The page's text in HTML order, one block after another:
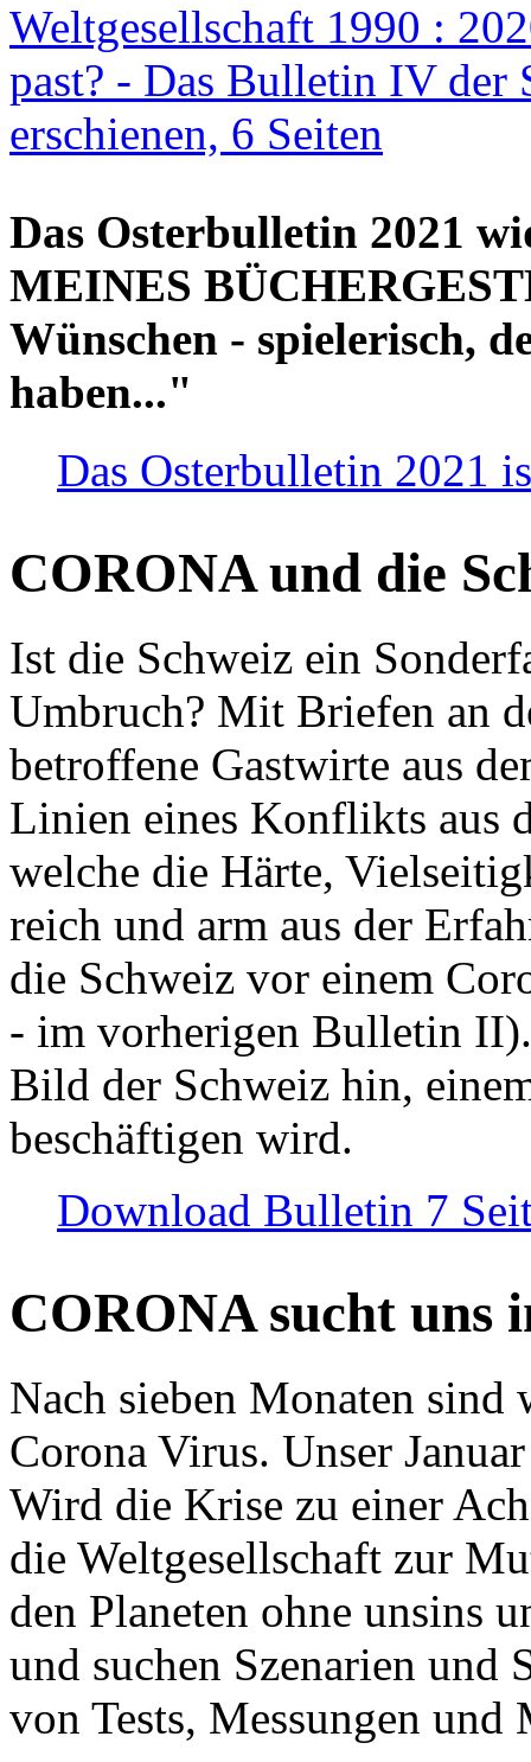
Weltgesellschaft 1990 :
past? - Das Bulletin IV der
erschienen, 6 Seiten
Das Osterbulletin 2021
MEINES
Wünschen - spielerisch,
haben..."
Das Osterbulletin 2021
CORONA und die
Ist die Schweiz ein
Umbruch? Mit Briefen an
betroffene Gastwirte aus
Linien eines Konflikts aus
welche die Härte,
reich und arm aus der
die Schweiz vor einem
- im vorherigen Bulletin
Bild der Schweiz hin,
beschäftigen wird.
Download Bulletin 7
CORONA sucht uns
Nach sieben Monaten
Corona Virus. Unser
Wird die Krise zu einer
die Weltgesellschaft zur
den Planeten ohne unsins
und suchen Szenarien und
von Tests, Messungen und